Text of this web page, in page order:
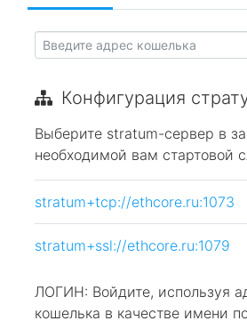
Конфигурация
Выберите stratum-сервер в
необходимой вам стартовой
stratum+tcp://ethcore.ru:1073
stratum+ssl://ethcore.ru:1079
ЛОГИН: Войдите, используя
кошелька в качестве имени